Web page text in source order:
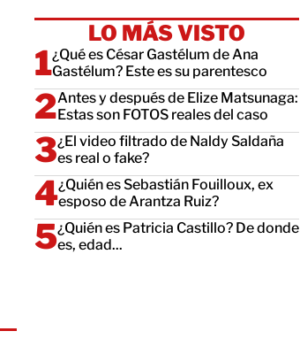
LO MÁS VISTO
¿Qué es César Gastélum de Ana
Gastélum? Este es su parentesco
Antes y después de Elize Matsunaga:
Estas son FOTOS reales del caso
¿El video filtrado de Naldy Saldaña
es real o fake?
¿Quién es Sebastián Fouilloux, ex
esposo de Arantza Ruiz?
¿Quién es Patricia Castillo? De donde
es, edad...